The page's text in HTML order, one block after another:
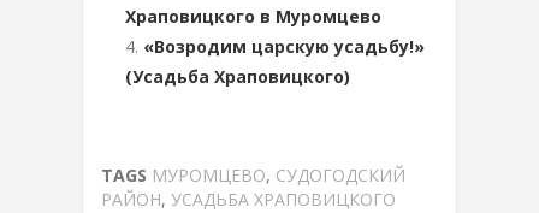
Храповицкого в Муромцево
«Возродим царскую усадьбу!»
(Усадьба Храповицкого)
TAGS МУРОМЦЕВО, СУДОГОДСКИЙ
РАЙОН, УСАДЬБА ХРАПОВИЦКОГО